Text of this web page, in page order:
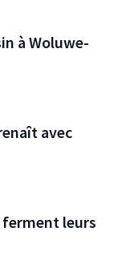
à Woluwe-
avec
ferment leurs